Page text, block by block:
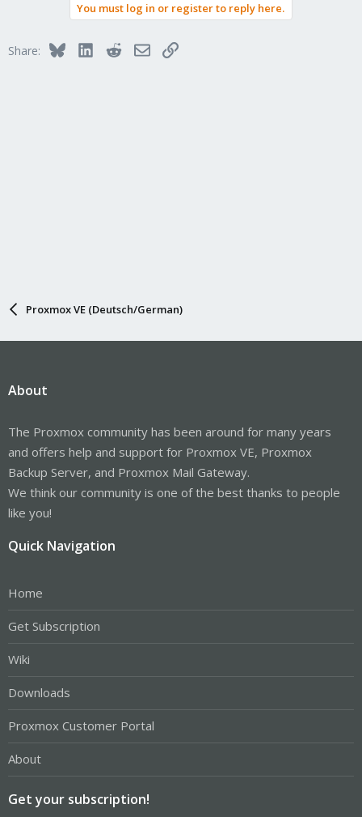
You must log in or register to reply here.
Share: BlueskyLinkedInRedditEmailLink
Proxmox VE (Deutsch/German)
About
The Proxmox community has been around for many years
and offers help and support for Proxmox VE, Proxmox
Backup Server, and Proxmox Mail Gateway.
We think our community is one of the best thanks to people
like you!
Quick Navigation
Home
Get Subscription
Wiki
Downloads
Proxmox Customer Portal
About
Get your subscription!